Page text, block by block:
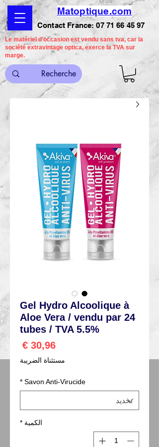
Matoptique.com
Contact France:07 71 66 45 97
Le matériel d'occasion est vendu sans tva, car la
société extravintage optica, exerce la TVA sur
marge.
Gel Hydro Alcoolique à
Aloe Vera / vendu par 24
tubes / TVA 5.5%
مستثناة الضريبة
Savon Anti-Virucide
*
الكمية *